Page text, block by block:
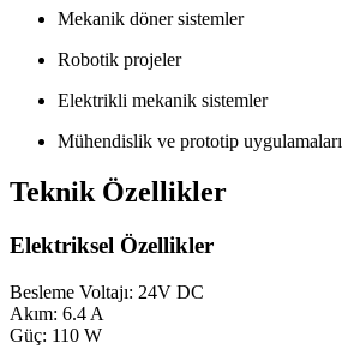
Mekanik döner sistemler
Robotik projeler
Elektrikli mekanik sistemler
Mühendislik ve prototip uygulamaları
Teknik Özellikler
Elektriksel Özellikler
Besleme Voltajı: 24V DC
Akım: 6.4 A
Güç: 110 W